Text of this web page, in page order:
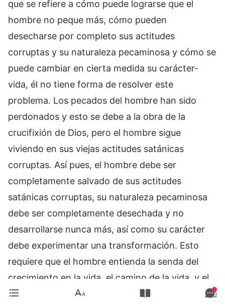
que se refiere a cómo puede lograrse que el
hombre no peque más, cómo pueden
desecharse por completo sus actitudes
corruptas y su naturaleza pecaminosa y cómo se
puede cambiar en cierta medida su carácter-
vida, él no tiene forma de resolver este
problema. Los pecados del hombre han sido
perdonados y esto se debe a la obra de la
crucifixión de Dios, pero el hombre sigue
viviendo en sus viejas actitudes satánicas
corruptas. Así pues, el hombre debe ser
completamente salvado de sus actitudes
satánicas corruptas, su naturaleza pecaminosa
debe ser completamente desechada y no
desarrollarse nunca más, así como su carácter
debe experimentar una transformación. Esto
requiere que el hombre entienda la senda del
crecimiento en la vida, el camino de la vida, y el
camino del cambio de su carácter. También